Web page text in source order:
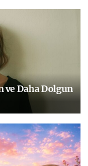
ve Daha Dolgun